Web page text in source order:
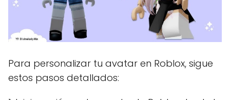
Para personalizar tu avatar en Roblox, sigue
estos pasos detallados: